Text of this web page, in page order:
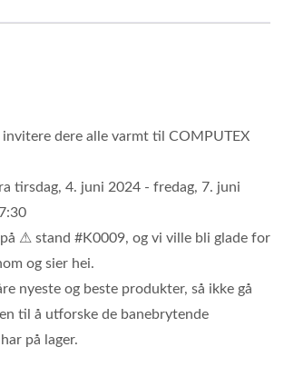
dere alle varmt til COMPUTEX
tirsdag, 4. juni 2024 - fredag, 7. juni
⚠ stand #K0009, og vi ville bli glade for
og sier hei.
nyeste og beste produkter, så ikke gå
til å utforske de banebrytende
på lager.